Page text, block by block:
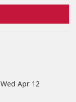
Apr 12